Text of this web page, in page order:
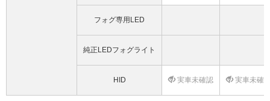
フォグ専用LED
純正LEDフォグライト
HID 実車未確認 実車未確